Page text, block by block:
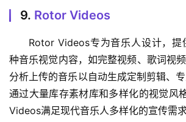
9. Rotor Videos
Rotor Videos专为音乐人设计，提
种音乐视觉内容，如完整视频、歌词视
分析上传的音乐以自动生成定制剪辑、
通过大量库存素材库和多样化的视觉风
Videos满足现代音乐人多样化的宣传需求